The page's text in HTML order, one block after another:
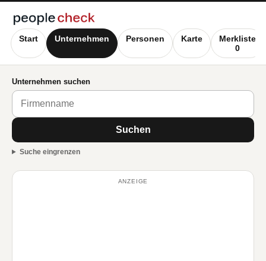
Start Unternehmen Personen Karte
Merkliste
0
Unternehmen suchen
Suchen
Suche eingrenzen
ANZEIGE